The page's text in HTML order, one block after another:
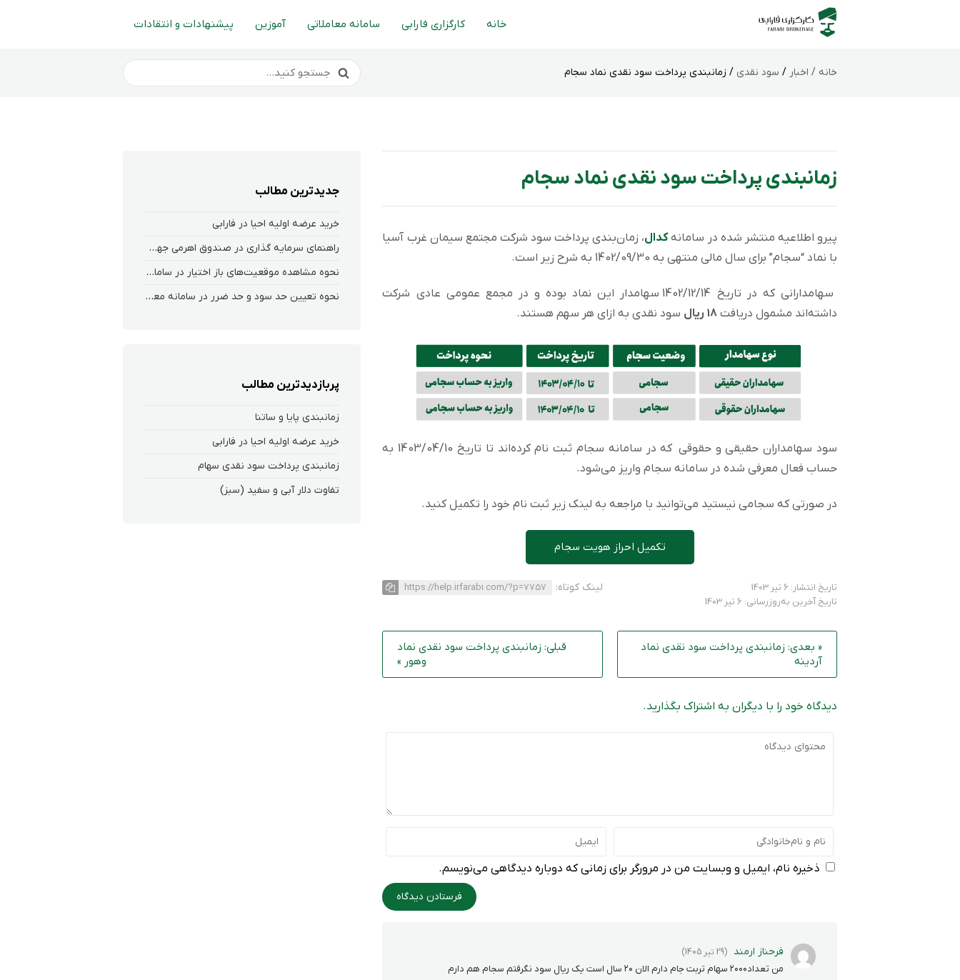
خانه کارگزاری فارابی سامانه معاملاتی آموزین پیشنهادات و انتقادات
خانه / اخبار / سود نقدی / زمانبندی پرداخت سود نقدی نماد سجام
زمانبندی پرداخت سود نقدی نماد سجام
پیرو اطلاعیه منتشر شده در سامانه کدال، زمان‌بندی پرداخت سود شركت مجتمع سیمان غرب آسیا
با نماد “سجام” برای سال مالی منتهی به 1402/09/30 به شرح زیر است.
سهامدارانی که در تاریخ 1402/12/14 سهامدار این نماد بوده و در مجمع عمومی عادی شرکت
داشته‌اند مشمول دریافت ۱۸ ریال سود نقدی به ازای هر سهم هستند.
سود سهامداران حقیقی و حقوقی که در سامانه سجام ثبت نام کرده‌اند تا تاریخ 1403/04/10 به
حساب فعال معرفی شده در سامانه سجام واریز می‌شود.
در صورتی که سجامی نیستید می‌توانید با مراجعه به لینک زیر ثبت نام خود را تکمیل کنید.
تکمیل احراز هویت سجام
تاریخ انتشار: 6 تیر 1403
تاریخ آخرین به‌روزرسانی: 6 تیر 1403
لینک کوتاه: https://help.irfarabi.com/?p=7757
« بعدی: زمانبندی پرداخت سود نقدی نماد
آردینه
قبلی: زمانبندی پرداخت سود نقدی نماد
وهور »
دیدگاه خود را با دیگران به اشتراک بگذارید.
ذخیره نام، ایمیل و وبسایت من در مرورگر برای زمانی که دوباره دیدگاهی می‌نویسم.
فرحناز ارمند (29 تیر 1405)
من تعداد۲۰۰۰ سهام تربت جام دارم الان ۲۰ سال است یک ریال سود نگرفتم سجام هم دارم
جدیدترین مطالب
خرید عرضه اولیه احیا در فارابی
راهنمای سرمایه گذاری در صندوق اهرمی جهش
نحوه‌ مشاهده‌ موقعیت‌های باز اختیار در سامانه هلیوم و نکست
نحوه تعیین حد سود و حد ضرر در سامانه معاملاتی کارگزاری فارابی
پربازدیدترین مطالب
زمانبندی پایا و ساتنا
خرید عرضه اولیه احیا در فارابی
زمانبندی پرداخت سود نقدی سهام‌
تفاوت دلار آبی و سفید (سبز)